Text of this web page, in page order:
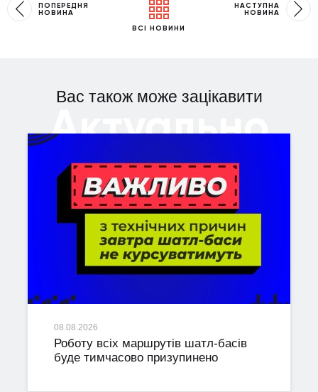
ПОПЕРЕДНЯ
НОВИНА
ВСІ НОВИНИ
НАСТУПНА
НОВИНА
Вас також може зацікавити
Актуально
08.08.2026
Роботу всіх маршрутів шатл-басів
буде тимчасово призупинено